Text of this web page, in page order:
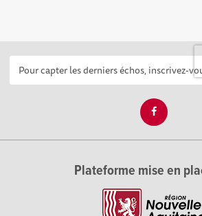
Plateforme mise en